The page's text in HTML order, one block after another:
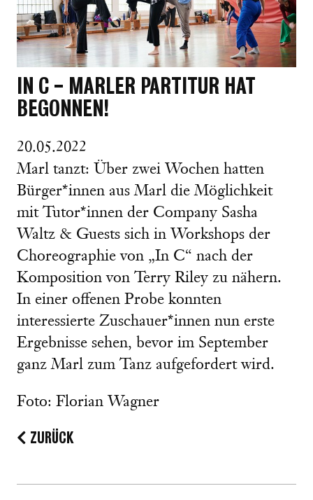
IN C - MARLER PARTITUR HAT
BEGONNEN!
20.05.2022
Marl tanzt: Über zwei Wochen hatten
Bürger*innen aus Marl die Möglichkeit
mit Tutor*innen der Company Sasha
Waltz & Guests sich in Workshops der
Choreographie von „In C“ nach der
Komposition von Terry Riley zu nähern.
In einer offenen Probe konnten
interessierte Zuschauer*innen nun erste
Ergebnisse sehen, bevor im September
ganz Marl zum Tanz aufgefordert wird.
Foto: Florian Wagner
ZURÜCK